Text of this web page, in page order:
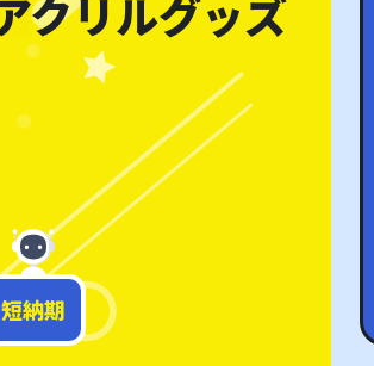
クリルグッズ
います。
芸能
短納期